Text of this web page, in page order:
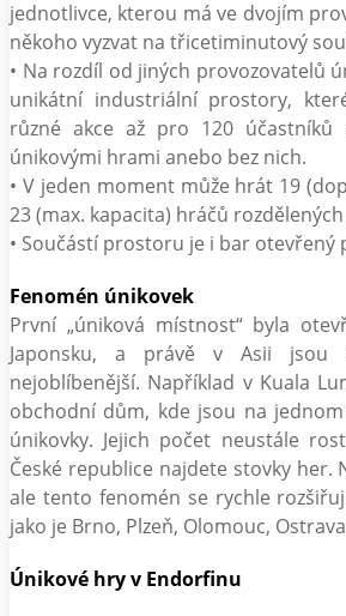
jednotlivce, kterou má ve dvojím
někoho vyzvat na třicetiminutový
• Na rozdíl od jiných provozovatelů
unikátní industriální prostory,
různé akce až pro 120
únikovými hrami anebo bez nich.
• V jeden moment může hrát 19
23 (max. kapacita) hráčů
• Součástí prostoru je i bar otevřený
Fenomén únikovek
První „úniková místnost“ byla
Japonsku, a právě v Asii jsou
nejoblíbenější. Například v Kuala
obchodní dům, kde jsou na
únikovky. Jejich počet neustále
České republice najdete stovky her.
ale tento fenomén se rychle
jako je Brno, Plzeň, Olomouc,
Únikové hry v Endorfinu